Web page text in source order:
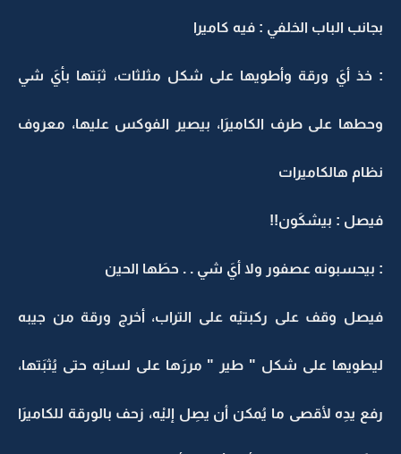
بجانب الباب الخلفي : فيه كاميرا
: خذ أيَ ورقة وأطويها على شكل مثلثات، ثبَتها بأيَ شي
وحطها على طرف الكاميرَا، بيصير الفوكس عليها، معروف
نظام هالكاميرات
فيصل : بيشكَون!!
: بيحسبونه عصفور ولا أيَ شي . . حطَها الحين
فيصل وقف على ركبتيْه على التراب، أخرج ورقة من جيبه
ليطويها على شكل " طير " مررَها على لسانِه حتى يُثبَتها،
رفع يدِه لأقصى ما يُمكن أن يصِل إليْه، زحف بالورقة للكاميرَا